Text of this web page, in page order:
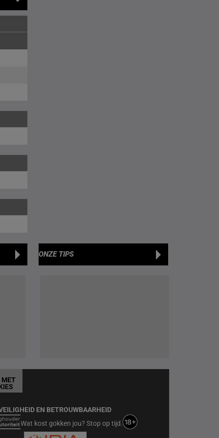
ONZE TIPS
EN BETROUWBAARHEID
Wat kost gokken jou? Stop op tijd.